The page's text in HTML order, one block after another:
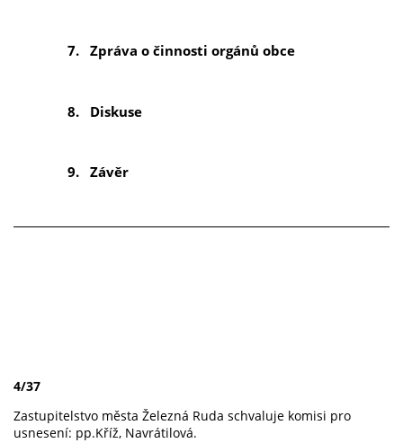
7. Zpráva o činnosti orgánů obce
8. Diskuse
9. Závěr
4/37
Zastupitelstvo města Železná Ruda schvaluje komisi pro
usnesení: pp.Kříž, Navrátilová.